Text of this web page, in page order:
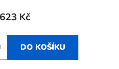
Kč
DO KOŠÍKU